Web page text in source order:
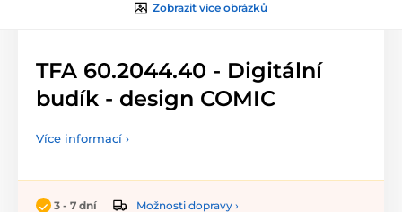
Zobrazit více obrázků
TFA 60.2044.40 - Digitální
budík - design COMIC
Více informací ›
3 - 7 dní Možnosti dopravy ›